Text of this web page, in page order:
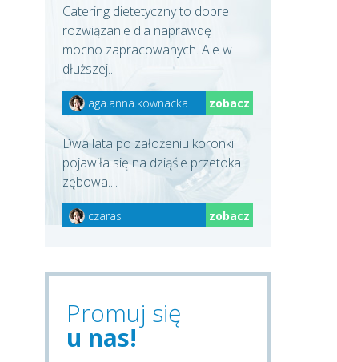
Catering dietetyczny to dobre
rozwiązanie dla naprawdę
mocno zapracowanych. Ale w
dłuższej...
aga.anna.kownacka zobacz
Dwa lata po założeniu koronki
pojawiła się na dziąśle przetoka
zębowa....
czaras zobacz
Promuj się
u nas!